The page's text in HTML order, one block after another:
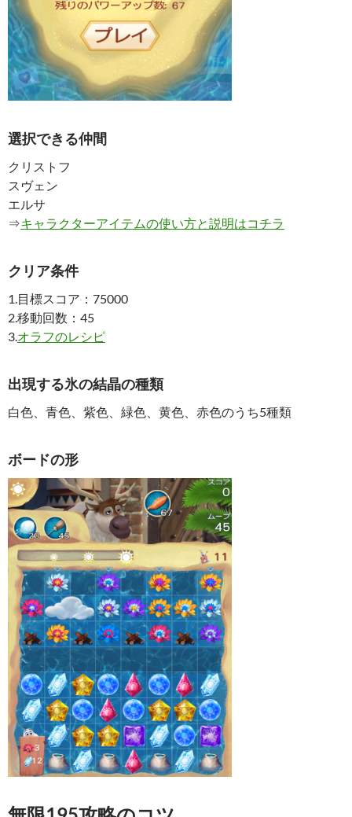
選択できる仲間
クリストフ
スヴェン
エルサ
⇒キャラクターアイテムの使い方と説明はコチラ
クリア条件
1.目標スコア：75000
2.移動回数：45
3.オラフのレシピ
出現する氷の結晶の種類
白色、青色、紫色、緑色、黄色、赤色のうち5種類
ボードの形